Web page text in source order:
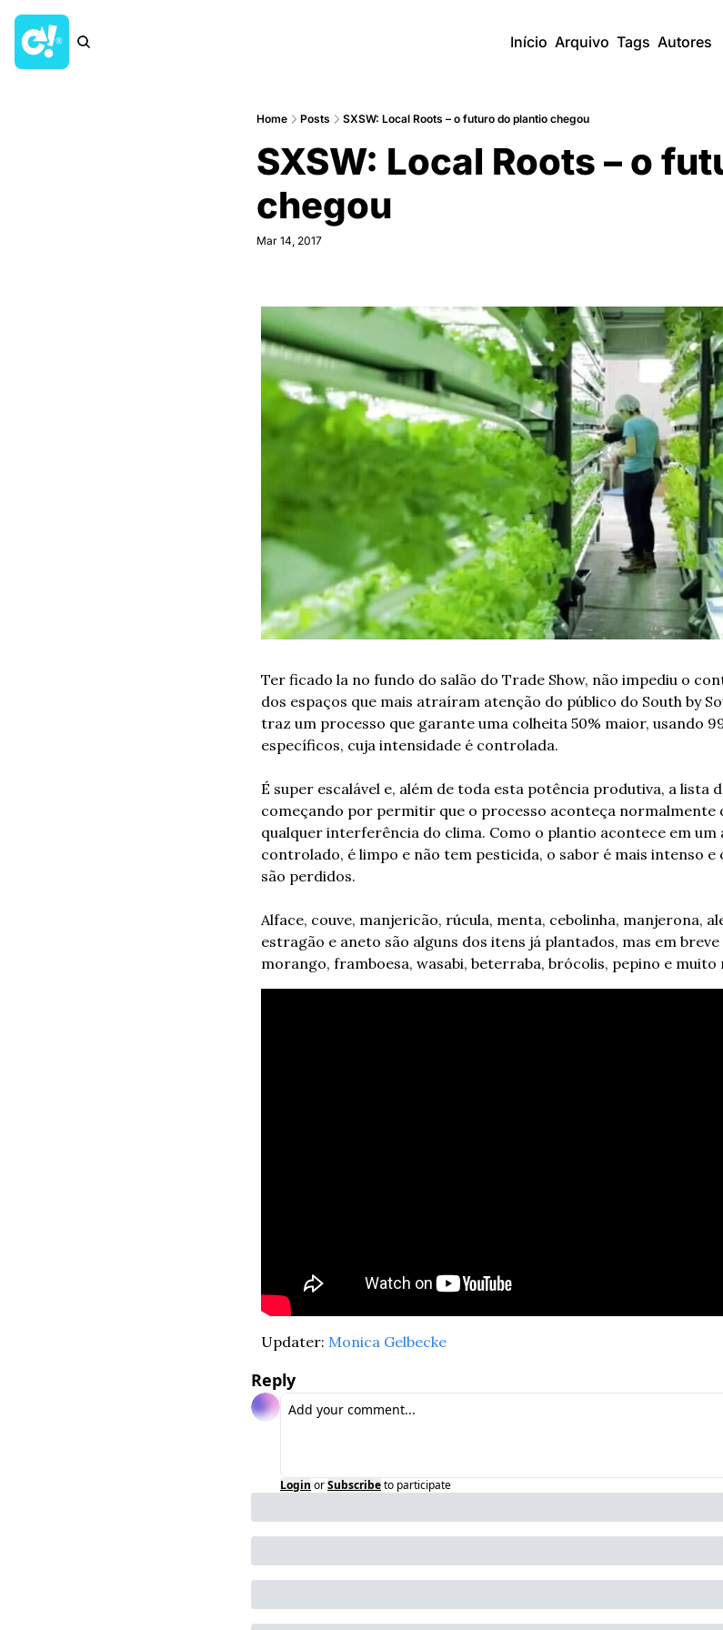
Início Arquivo Tags Autores
Home Posts SXSW: Local Roots – o futuro do plantio chegou
SXSW: Local Roots – o
chegou
Mar 14, 2017
Ter ficado la no fundo do salão do Trade Show, não impediu o
dos espaços que mais atraíram atenção do público do South by
traz um processo que garante uma colheita 50% maior, usando
específicos, cuja intensidade é controlada.
É super escalável e, além de toda esta potência produtiva, a lista
começando por permitir que o processo aconteça normalmente
qualquer interferência do clima. Como o plantio acontece em
controlado, é limpo e não tem pesticida, o sabor é mais intenso
são perdidos.
Alface, couve, manjericão, rúcula, menta, cebolinha, manjerona,
estragão e aneto são alguns dos itens já plantados, mas em
morango, framboesa, wasabi, beterraba, brócolis, pepino e muito
Updater: Monica Gelbecke
Reply
Login orSubscribeto participate